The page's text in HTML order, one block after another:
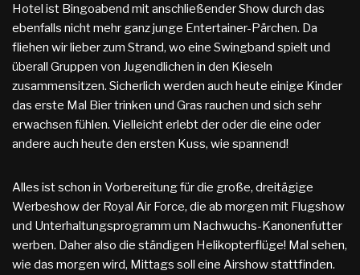
Hotel ist Bingoabend mit anschließender Show durch das
ebenfalls nicht mehr ganz junge Entertainer-Pärchen. Da
fliehen wir lieber zum Strand, wo eine Swingband spielt und
überall Gruppen von Jugendlichen in den Kieseln
zusammensitzen. Sicherlich werden auch heute einige Kinder
das erste Mal Bier trinken und Gras rauchen und sich sehr
erwachsen fühlen. Vielleicht erlebt der oder die eine oder
andere auch heute den ersten Kuss, wie spannend!
Alles ist schon in Vorbereitung für die große, dreitägige
Werbeshow der Royal Air Force, die ab morgen mit Flugshow
und Unterhaltungsprogramm um Nachwuchs-Kanonenfutter
werben. Daher also die ständigen Helikopterflüge! Mal sehen,
wie das morgen wird, Mittags soll eine Airshow stattfinden.